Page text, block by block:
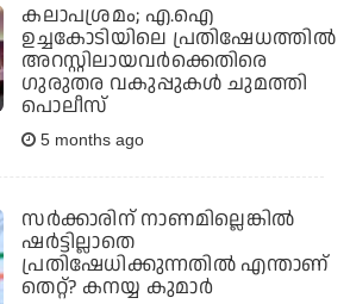
കലാപശ്രമം; എ.ഐ
ഉച്ചകോടിയിലെ പ്രതിഷേധത്തില്‍
അറസ്റ്റിലായവര്‍ക്കെതിരെ
ഗുരുതര വകുപ്പുകള്‍ ചുമത്തി
പൊലീസ്
5 months ago
സര്‍ക്കാരിന് നാണമില്ലെങ്കില്‍
ഷര്‍ട്ടില്ലാതെ
പ്രതിഷേധിക്കുന്നതില്‍ എന്താണ്
തെറ്റ്? കനയ്യ കുമാര്‍